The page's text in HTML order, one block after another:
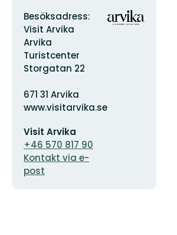
Adress
Besöksadress:
Visit Arvika
Arvika
Turistcenter
Storgatan 22
671 31 Arvika
www.visitarvika.se
postadress
Visit Arvika
+46 570 817 90
Kontakt via e-
post
Organisationens
logotyp